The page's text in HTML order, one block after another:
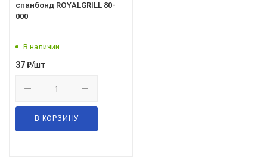
спанбонд ROYALGRILL 80-
000
В наличии
37₽/шт
В КОРЗИНУ